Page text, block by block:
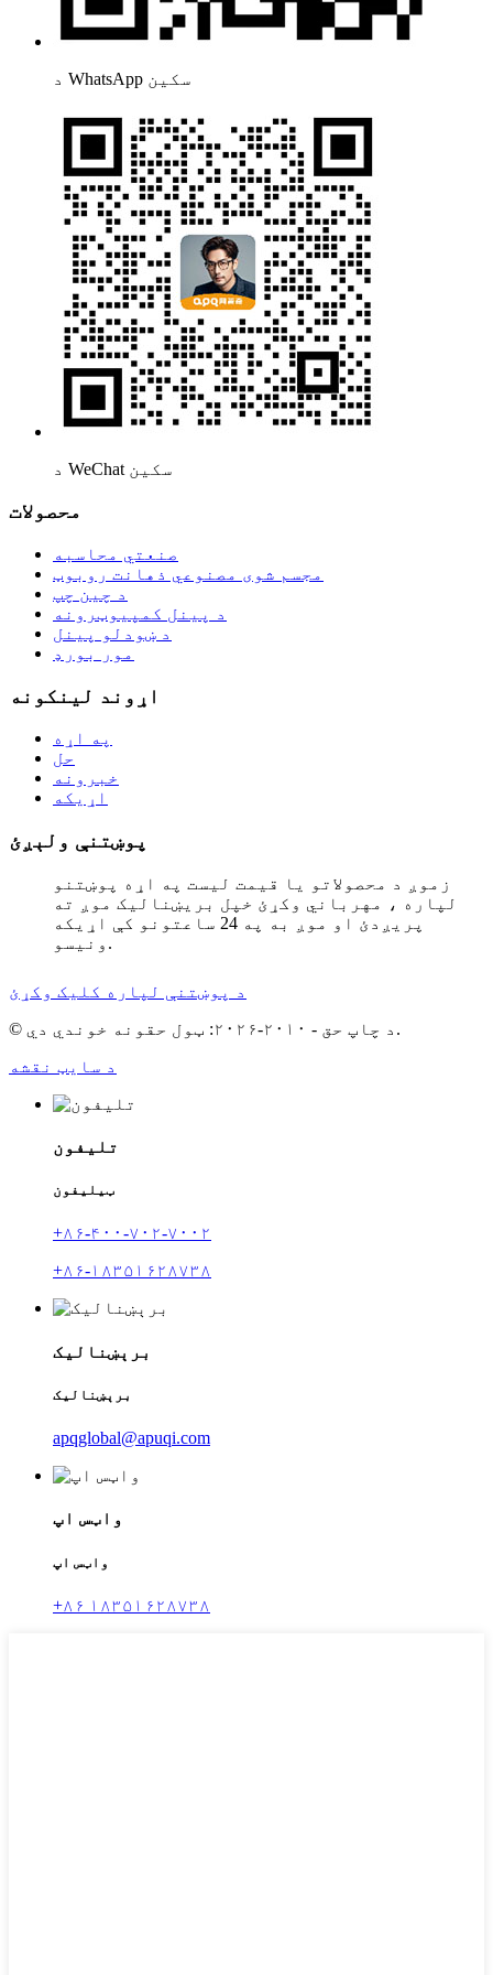
د WhatsApp سکین
د WeChat سکین
محصولات
صنعتي محاسبه
مجسم شوی مصنوعي ذهانت روبوټ
د چین چپ
د پینل کمپیوټرونه
د ښودلو پینل
مور بورډ
اړوند لینکونه
په اړه
حل
خبرونه
اړیکه
پوښتنې ولېږئ
زموږ د محصولاتو یا قیمت لیست په اړه پوښتنو
لپاره ، مهرباني وکړئ خپل بریښنالیک موږ ته
پریږدئ او موږ به په 24 ساعتونو کې اړیکه
ونیسو.
د پوښتنې لپاره کلیک وکړئ
© د چاپ حق - ۲۰۱۰-۲۰۲۶: ټول حقونه خوندي دي.
د سایټ نقشه
تلیفون
ټیلیفون
+۸۶-۴۰۰-۷۰۲-۷۰۰۲
+۸۶-۱۸۳۵۱۶۲۸۷۳۸
برېښنالیک
برېښنالیک
apqglobal@apuqi.com
واټس اپ
واټس اپ
+۸۶ ۱۸۳۵۱۶۲۸۷۳۸